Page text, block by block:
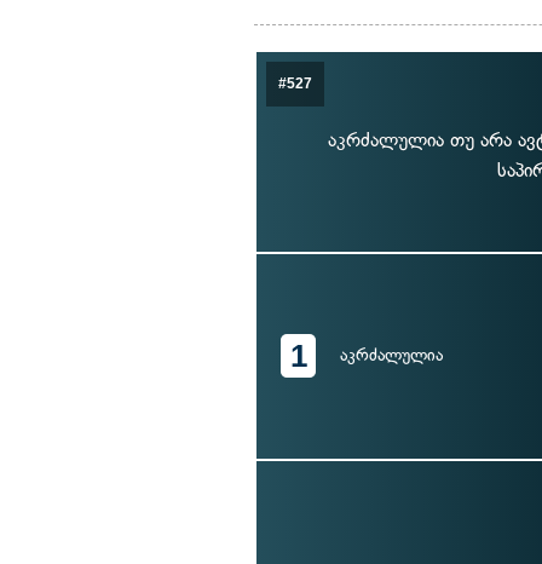
#527
აკრძალულია თუ არა
1 აკრძალულია